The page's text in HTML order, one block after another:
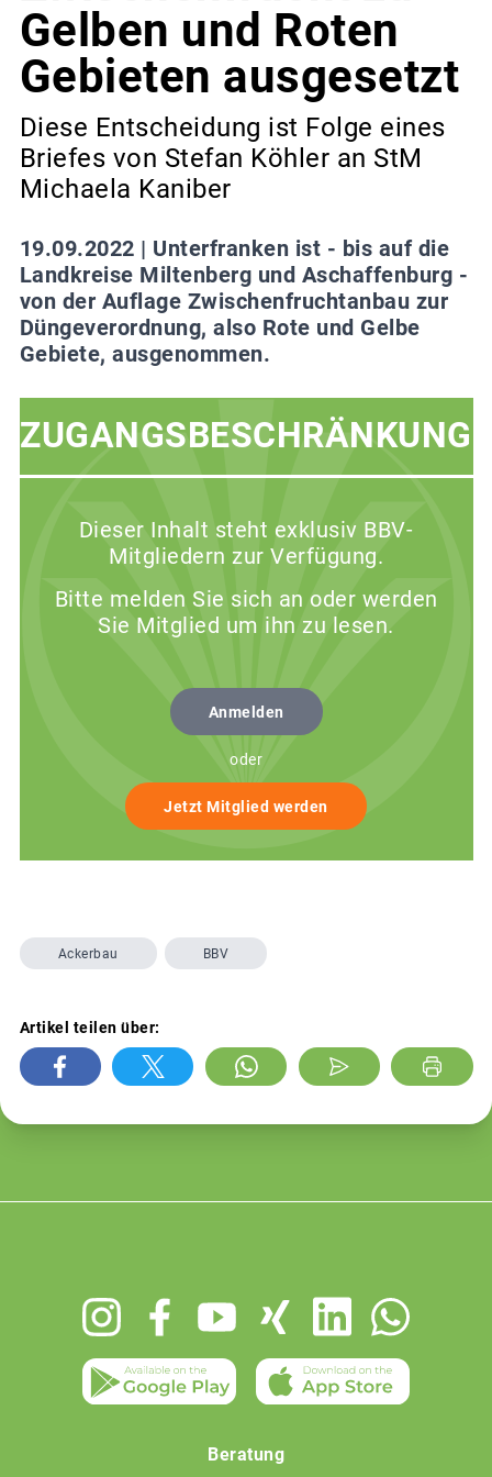
Gelben und Roten
Gebieten ausgesetzt
Diese Entscheidung ist Folge eines
Briefes von Stefan Köhler an StM
Michaela Kaniber
19.09.2022 | Unterfranken ist - bis auf die
Landkreise Miltenberg und Aschaffenburg -
von der Auflage Zwischenfruchtanbau zur
Düngeverordnung, also Rote und Gelbe
Gebiete, ausgenommen.
ZUGANGSBESCHRÄNKUNG
Dieser Inhalt steht exklusiv BBV-
Mitgliedern zur Verfügung.
Bitte melden Sie sich an oder werden
Sie Mitglied um ihn zu lesen.
Anmelden
oder
Jetzt Mitglied werden
Ackerbau BBV
Artikel teilen über:
Beratung